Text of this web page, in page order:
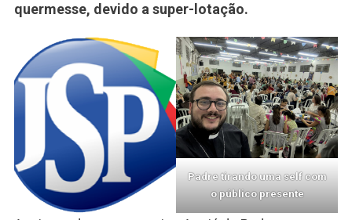
quermesse, devido a super-lotação.
Padre tirando uma self com
o público presente